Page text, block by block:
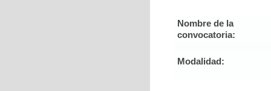
Nombre de la
convocatoria:
Modalidad: